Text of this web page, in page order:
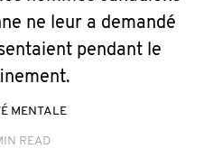
ne leur a demandé
pendant le
MENTALE
READ